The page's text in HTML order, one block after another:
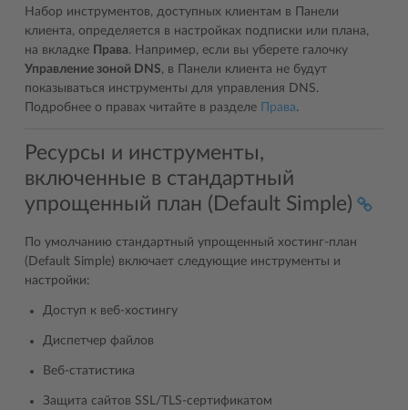
Набор инструментов, доступных клиентам в Панели
клиента, определяется в настройках подписки или плана,
на вкладке
Права. Например, если вы уберете галочку
Управление зоной DNS, в Панели клиента не будут
показываться инструменты для управления DNS.
Подробнее о правах читайте в разделе
Права.
Ресурсы и инструменты,
включенные в стандартный
упрощенный план (Default Simple)
По умолчанию стандартный упрощенный хостинг-план
(Default Simple) включает следующие инструменты и
настройки:
Доступ к веб-хостингу
Диспетчер файлов
Веб-статистика
Защита сайтов SSL/TLS-сертификатом